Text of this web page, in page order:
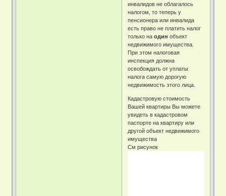
инвалидов не облагалось
налогом, то теперь у
пенсионера или инвалида
есть право не платить налог
только наодинобъект
недвижимого имущества.
При этом налоговая
инспекция должна
освобождать от уплаты
налога самую дорогую
недвижимость этого лица.
Кадастровую стоимость
Вашей квартиры Вы можете
увидеть в кадастровом
паспорте на квартиру или
другой объект недвижимого
имущества
См рисунок